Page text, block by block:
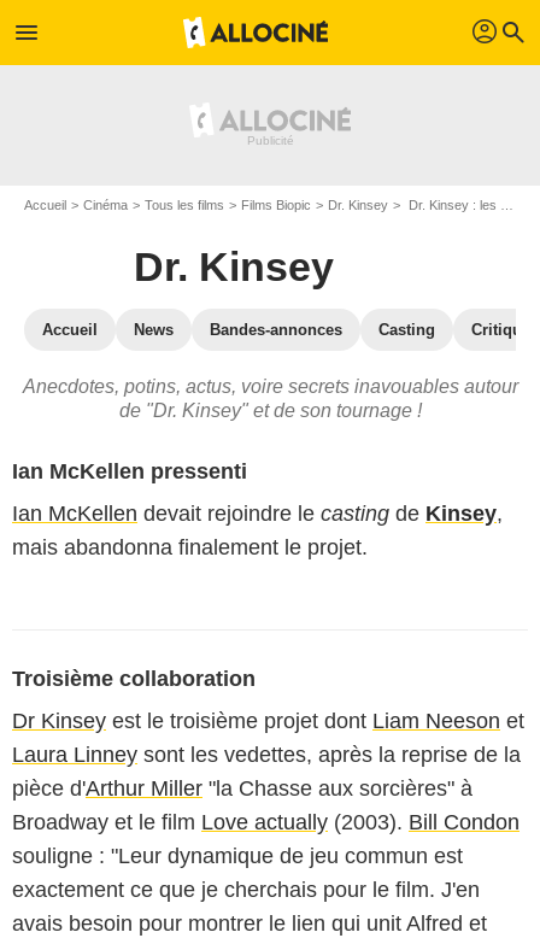
menu profil search
Accueil Cinéma Tous les films Films Biopic Dr. Kinsey Dr. Kinsey : les secrets du tournage
Dr. Kinsey
Accueil News Bandes-annonces Casting
Anecdotes, potins, actus, voire secrets inavouables autour
de "Dr. Kinsey" et de son tournage !
Ian McKellen pressenti
Ian McKellen devait rejoindre le casting de Kinsey,
mais abandonna finalement le projet.
Troisième collaboration
Dr Kinsey est le troisième projet dont Liam Neeson et
Laura Linney sont les vedettes, après la reprise de la
pièce d'Arthur Miller "la Chasse aux sorcières" à
Broadway et le film Love actually (2003). Bill Condon
souligne : "Leur dynamique de jeu commun est
exactement ce que je cherchais pour le film. J'en
avais besoin pour montrer le lien qui unit Alfred et